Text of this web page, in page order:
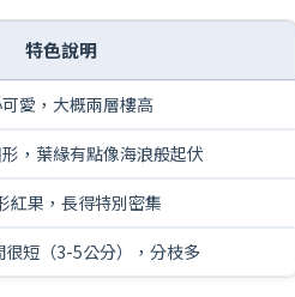
特色說明
愛，大概兩層樓高
，葉緣有點像海浪般起伏
紅果，長得特別密集
很短（3-5公分），分枝多